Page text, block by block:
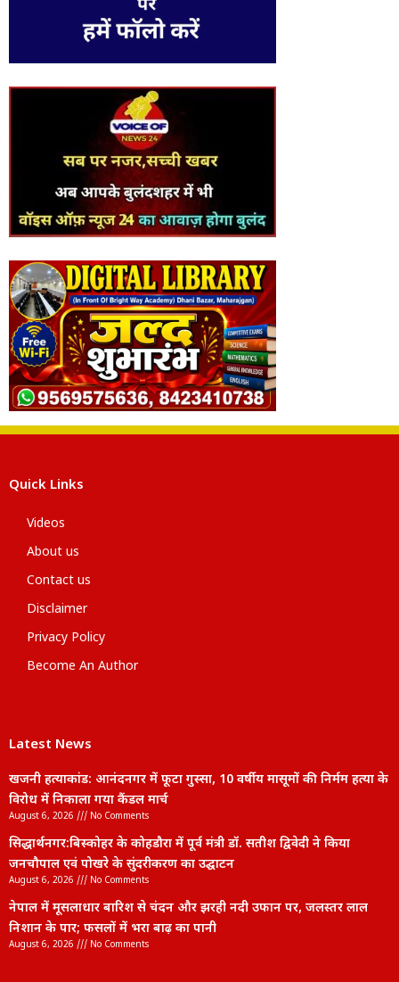
Quick Links
Videos
About us
Contact us
Disclaimer
Privacy Policy
Become An Author
Latest News
खजनी हत्याकांड: आनंदनगर में फूटा गुस्सा, 10 वर्षीय मासूमों की निर्मम हत्या के
विरोध में निकाला गया कैंडल मार्च
August 6, 2026 No Comments
सिद्धार्थनगर:बिस्कोहर के कोहडौरा में पूर्व मंत्री डॉ. सतीश द्विवेदी ने किया
जनचौपाल एवं पोखरे के सुंदरीकरण का उद्घाटन
August 6, 2026 No Comments
नेपाल में मूसलाधार बारिश से चंदन और झरही नदी उफान पर, जलस्तर लाल
निशान के पार; फसलों में भरा बाढ़ का पानी
August 6, 2026 No Comments